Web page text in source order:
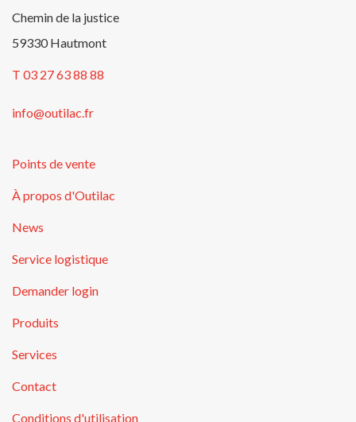
Chemin de la justice
59330 Hautmont
T 03 27 63 88 88
info@outilac.fr
Points de vente
À propos d'Outilac
News
Service logistique
Demander login
Produits
Services
Contact
Conditions d'utilisation